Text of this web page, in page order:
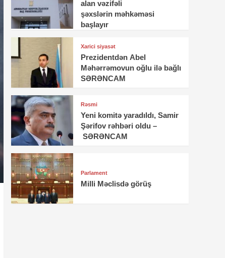
alan vəzifəli
şəxslərin məhkəməsi
başlayır
Xarici siyasət
Prezidentdən Abel
Məhərrəmovun oğlu ilə bağlı
SƏRƏNCAM
Rəsmi
Yeni komitə yaradıldı, Samir
Şərifov rəhbəri oldu –
SƏRƏNCAM
Parlament
Milli Məclisdə görüş